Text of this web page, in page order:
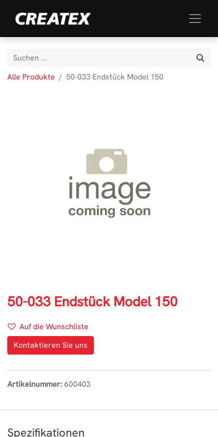
Alle Produkte 50-033 Endstück Model 150
50-033 Endstück Model 150
Auf die Wunschliste
Kontaktieren Sie uns
Artikelnummer:600403
Spezifikationen